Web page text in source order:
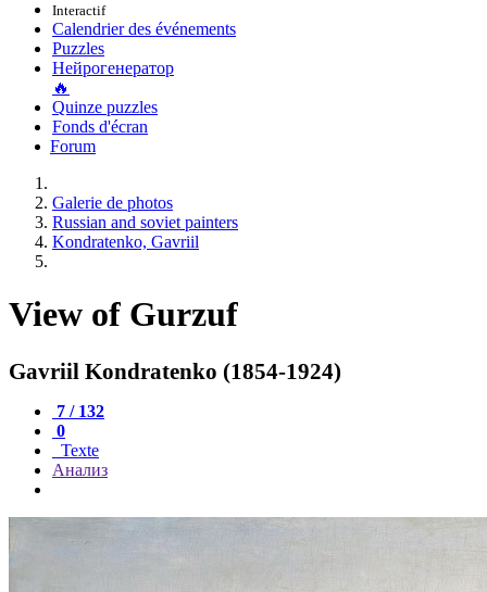
Interactif
Calendrier des événements
Puzzles
Нейрогенератор
🔥
Quinze puzzles
Fonds d'écran
Forum
Galerie de photos
Russian and soviet painters
Kondratenko, Gavriil
View of Gurzuf
Gavriil Kondratenko (1854-1924)
7 / 132
0
Texte
Анализ